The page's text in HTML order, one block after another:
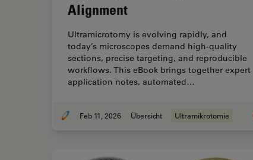
Alignment
Ultramicrotomy is evolving rapidly, and
today’s microscopes demand high‑quality
sections, precise targeting, and reproducible
workflows. This eBook brings together expert
application notes, automated…
Feb 11, 2026 Übersicht Ultramikrotomie